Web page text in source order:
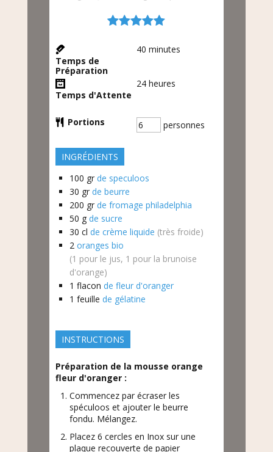
Temps de
Préparation
40 minutes
Temps d'Attente
24 heures
Portions personnes
INGRÉDIENTS
100 gr de speculoos
30 gr de beurre
200 gr de fromage philadelphia
50 g de sucre
30 cl de crème liquide (très froide)
2 oranges bio
(1 pour le jus, 1 pour la brunoise
d'orange)
1 flacon de fleur d'oranger
1 feuille de gélatine
INSTRUCTIONS
Préparation de la mousse orange
fleur d'oranger :
Commencez par écraser les
spéculoos et ajouter le beurre
fondu. Mélangez.
Placez 6 cercles en Inox sur une
plaque recouverte de papier